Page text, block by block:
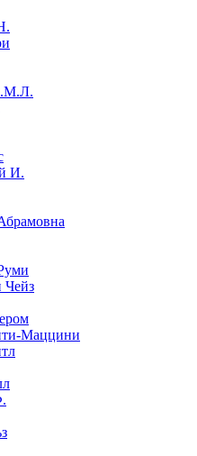
И.
Чейз
Маццини